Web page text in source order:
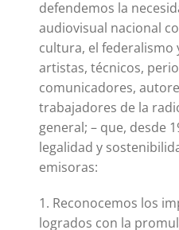
defendemos la
audiovisual nacional
cultura, el federalismo
artistas, técnicos,
comunicadores,
trabajadores de la
general; – que, desde
legalidad y
emisoras:
1. Reconocemos los
logrados con la